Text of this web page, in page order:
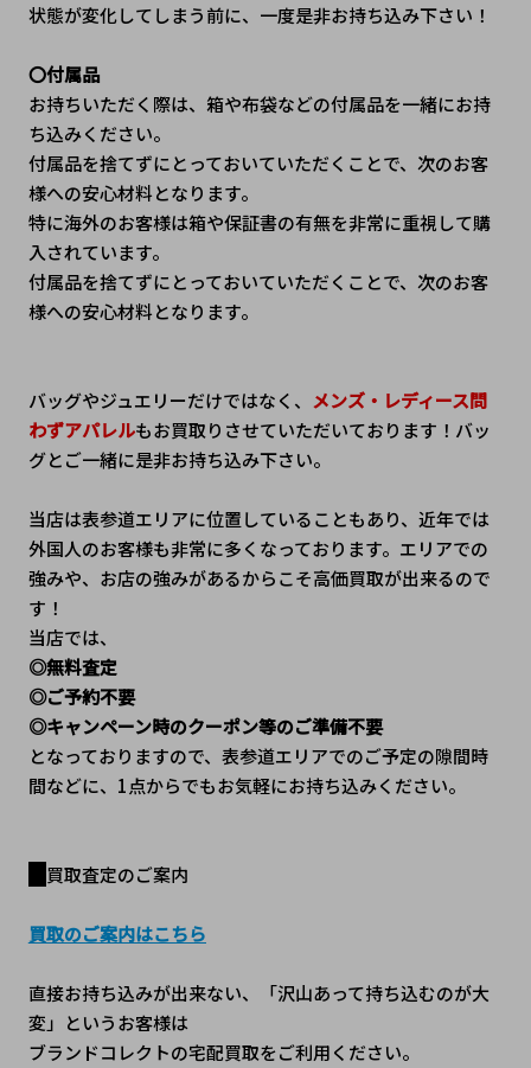
状態が変化してしまう前に、一度是非お持ち込み下さい！
〇付属品
お持ちいただく際は、箱や布袋などの付属品を一緒にお持
ち込みください。
付属品を捨てずにとっておいていただくことで、次のお客
様への安心材料となります。
特に海外のお客様は箱や保証書の有無を非常に重視して購
入されています。
付属品を捨てずにとっておいていただくことで、次のお客
様への安心材料となります。
バッグやジュエリーだけではなく、 メンズ・レディース問
わずアパレルもお買取りさせていただいております！バッ
グとご一緒に是非お持ち込み下さい。
当店は表参道エリアに位置していることもあり、近年では
外国人のお客様も非常に多くなっております。エリアでの
強みや、お店の強みがあるからこそ高価買取が出来るので
す！
当店では、
◎無料査定
◎ご予約不要
◎キャンペーン時のクーポン等のご準備不要
となっておりますので、表参道エリアでのご予定の隙間時
間などに、1点からでもお気軽にお持ち込みください。
買取査定のご案内
買取のご案内はこちら
直接お持ち込みが出来ない、「沢山あって持ち込むのが大
変」というお客様は
ブランドコレクトの宅配買取をご利用ください。